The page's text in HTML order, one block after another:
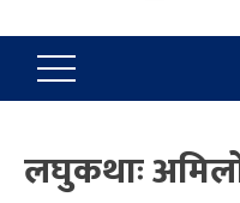
लघुकथाः